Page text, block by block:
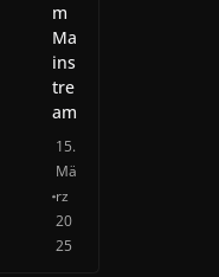
m
Ma
ins
tre
am
15.
Mä
rz
20
25